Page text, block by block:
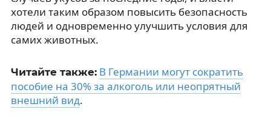
хотели таким образом повысить безопасность
людей и одновременно улучшить условия для
самих животных.
Читайте также: В Германии могут сократить
пособие на 30% за алкоголь или неопрятный
внешний вид.